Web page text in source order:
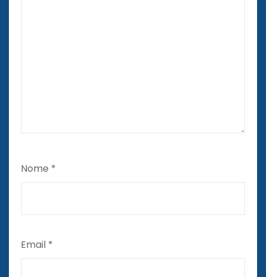
Nome *
Email *